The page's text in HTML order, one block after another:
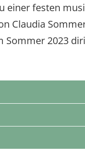
einer festen
Claudia
Sommer 2023